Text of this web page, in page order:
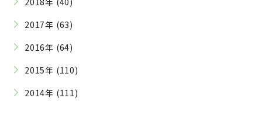
2017年 (63)
2016年 (64)
2015年 (110)
2014年 (111)